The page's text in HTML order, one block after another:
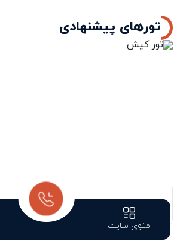
تورهای پیشنهادی
تور کیش
منوی سایت